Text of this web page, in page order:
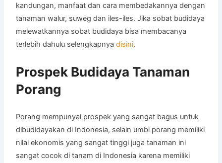
kandungan, manfaat dan cara membedakannya dengan
tanaman walur, suweg dan iles-iles. Jika sobat budidaya
melewatkannya sobat budidaya bisa membacanya
terlebih dahulu selengkapnyadisini.
Prospek Budidaya Tanaman
Porang
Porang mempunyai prospek yang sangat bagus untuk
dibudidayakan di Indonesia, selain umbi porang memiliki
nilai ekonomis yang sangat tinggi juga tanaman ini
sangat cocok di tanam di Indonesia karena memiliki